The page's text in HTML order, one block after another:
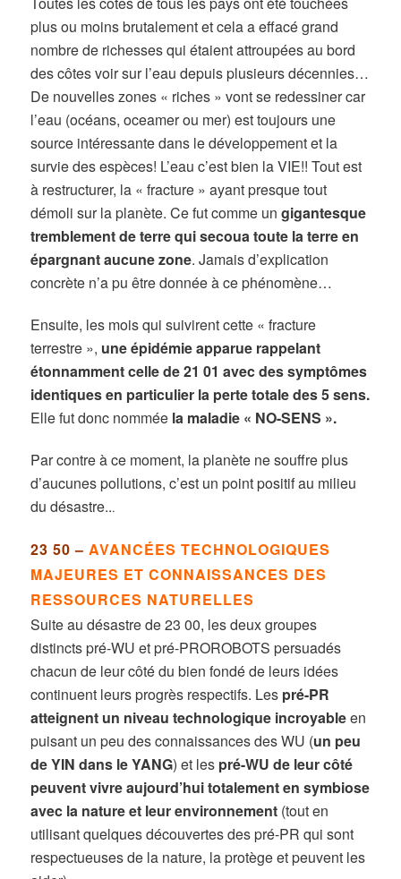
plus ou moins brutalement et cela a effacé grand
nombre de richesses qui étaient attroupées au bord
des côtes voir sur l’eau depuis plusieurs décennies…
De nouvelles zones « riches » vont se redessiner car
l’eau (océans, oceamer ou mer) est toujours une
source intéressante dans le développement et la
survie des espèces! L’eau c’est bien la VIE!! Tout est
à restructurer, la « fracture » ayant presque tout
démoli sur la planète. Ce fut comme ungigantesque
tremblement de terre qui secoua toute la terre en
épargnant aucune zone. Jamais d’explication
concrète n’a pu être donnée à ce phénomène…
Ensuite, les mois qui suivirent cette « fracture
terrestre », une épidémie apparue rappelant
étonnamment celle de 21 01 avec des symptômes
identiques en particulier la perte totale des 5 sens.
Elle fut donc nommée la maladie « NO-SENS ».
Par contre à ce moment, la planète ne souffre plus
d’aucunes pollutions, c’est un point positif au milieu
du désastre...
23 50 – AVANCÉES TECHNOLOGIQUES
MAJEURES ET CONNAISSANCES DES
RESSOURCES NATURELLES
Suite au désastre de 23 00, les deux groupes
distincts pré-WU et pré-PROROBOTS persuadés
chacun de leur côté du bien fondé de leurs idées
continuent leurs progrès respectifs. Les pré-PR
atteignent un niveau technologique incroyableen
puisant un peu des connaissances des WU (un peu
de YIN dans le YANG) et les pré-WU de leur côté
peuvent vivre aujourd’hui totalement en symbiose
avec la nature et leur environnement (tout en
utilisant quelques découvertes des pré-PR qui sont
respectueuses de la nature, la protège et peuvent les